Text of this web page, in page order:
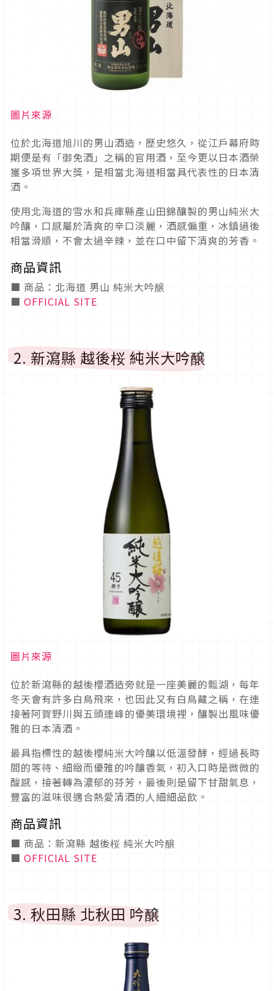
圖片來源
位於北海道旭川的男山酒造，歷史悠久，從江戶幕府時
期便是有「御免酒」之稱的官用酒，至今更以日本酒榮
獲多項世界大獎，是相當北海道相當具代表性的日本清
酒。
使用北海道的雪水和兵庫縣產山田錦釀製的男山純米大
吟釀，口感屬於清爽的辛口淡麗，酒感偏重，冰鎮過後
相當滑順，不會太過辛辣，並在口中留下清爽的芳香。
商品資訊
■ 商品：北海道 男山 純米大吟醸
■ OFFICIAL SITE
2. 新瀉縣 越後桜 純米大吟醸
圖片來源
位於新瀉縣的越後櫻酒造旁就是一座美麗的瓢湖，每年
冬天會有許多白鳥飛來，也因此又有白鳥藏之稱，在連
接著阿賀野川與五頭連峰的優美環境裡，釀製出風味優
雅的日本清酒。
最具指標性的越後櫻純米大吟釀以低溫發酵，經過長時
間的等待、細緻而優雅的吟釀香氣，初入口時是微微的
酸感，接著轉為濃郁的芬芳，最後則是留下甘甜氣息，
豐富的滋味很適合熱愛清酒的人細細品飲。
商品資訊
■ 商品：新瀉縣 越後桜 純米大吟醸
■ OFFICIAL SITE
3. 秋田縣 北秋田 吟醸